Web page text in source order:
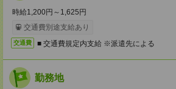
時給1,200円～1,625円
交通費別途支給あり
交通費 ■ 交通費規定内支給 ※派遣先による
勤務地